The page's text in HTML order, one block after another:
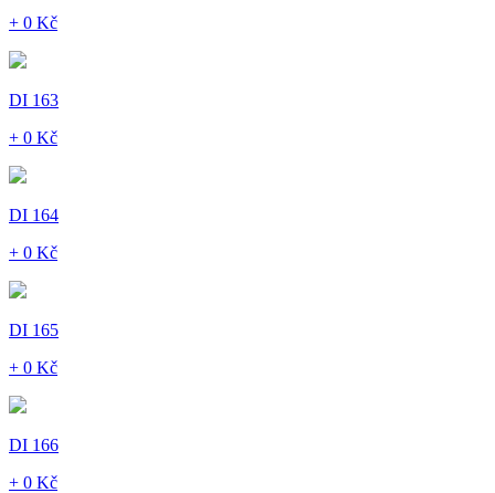
+ 0 Kč
DI 163
+ 0 Kč
DI 164
+ 0 Kč
DI 165
+ 0 Kč
DI 166
+ 0 Kč